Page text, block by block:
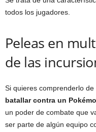
todos los jugadores.
Peleas en
de las
Si quieres comprenderlo de
batallar contra un
un poder de combate que
ser parte de algún equipo